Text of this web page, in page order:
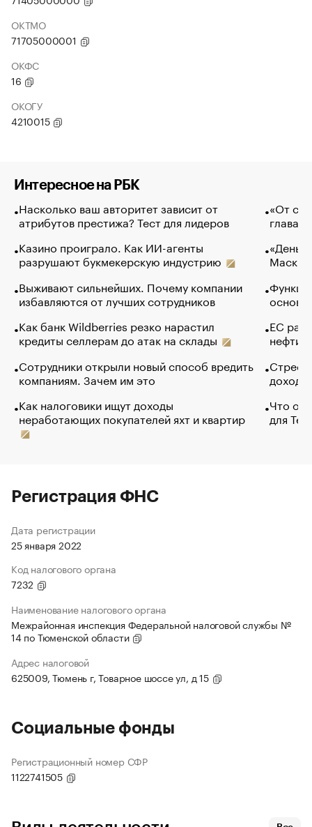
ОКТМО
71705000001
ОКФС
16
ОКОГУ
4210015
Интересное на РБК
Насколько ваш авторитет зависит от
атрибутов престижа? Тест для лидеров
Казино проиграло. Как ИИ-агенты
разрушают букмекерскую индустрию
Выживают сильнейших. Почему компании
избавляются от лучших сотрудников
Как банк Wildberries резко нарастил
кредиты селлерам до атак на склады
Сотрудники открыли новый способ вредить
компаниям. Зачем им это
Как налоговики ищут доходы
неработающих покупателей яхт и квартир
«От
глава
Маск в
основ
ЕС
нефти
Что
для
Регистрация ФНС
Дата регистрации
25 января 2022
Код налогового органа
7232
Наименование налогового органа
Межрайонная инспекция Федеральной налоговой службы №
14 по Тюменской области
Адрес налоговой
625009, Тюмень г, Товарное шоссе ул, д 15
Социальные фонды
Регистрационный номер СФР
1122741505